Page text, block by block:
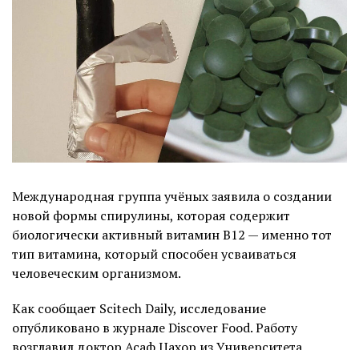
Международная группа учёных заявила о создании
новой формы спирулины, которая содержит
биологически активный витамин B12 — именно тот
тип витамина, который способен усваиваться
человеческим организмом.
Как сообщает Scitech Daily, исследование
опубликовано в журнале Discover Food. Работу